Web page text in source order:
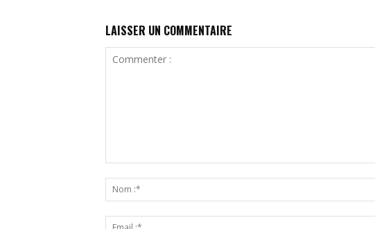
LAISSER UN COMMENTAIRE